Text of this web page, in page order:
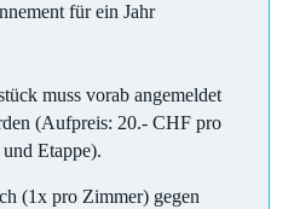
für ein Jahr
muss vorab angemeldet
(Aufpreis: 20.- CHF pro
Etappe).
(1x pro Zimmer) gegen